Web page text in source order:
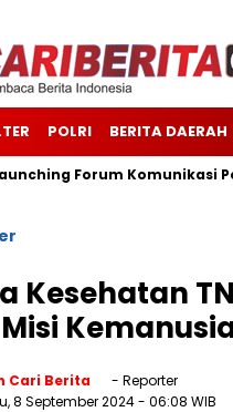
POLRI BERITA DAERAH
Forum Komunikasi Polisi
Kesehatan
Cari Berita
- Reporter
8 September 2024- 06:08 WIB